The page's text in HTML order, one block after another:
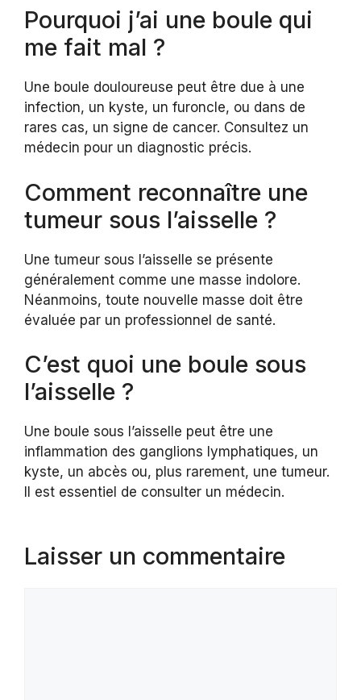
Pourquoi j’ai une boule qui
me fait mal ?
Une boule douloureuse peut être due à une
infection, un kyste, un furoncle, ou dans de
rares cas, un signe de cancer. Consultez un
médecin pour un diagnostic précis.
Comment reconnaître une
tumeur sous l’aisselle ?
Une tumeur sous l’aisselle se présente
généralement comme une masse indolore.
Néanmoins, toute nouvelle masse doit être
évaluée par un professionnel de santé.
C’est quoi une boule sous
l’aisselle ?
Une boule sous l’aisselle peut être une
inflammation des ganglions lymphatiques, un
kyste, un abcès ou, plus rarement, une tumeur.
Il est essentiel de consulter un médecin.
Laisser un commentaire